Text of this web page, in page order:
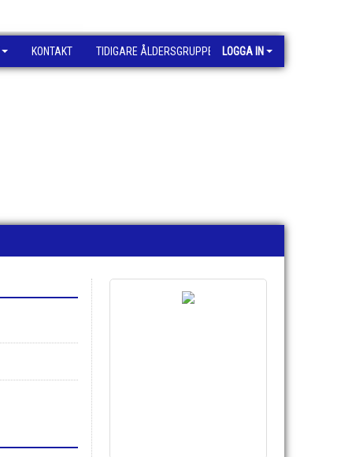
KONTAKT TIDIGARE ÅLDERSGRUPPER LOGGA IN